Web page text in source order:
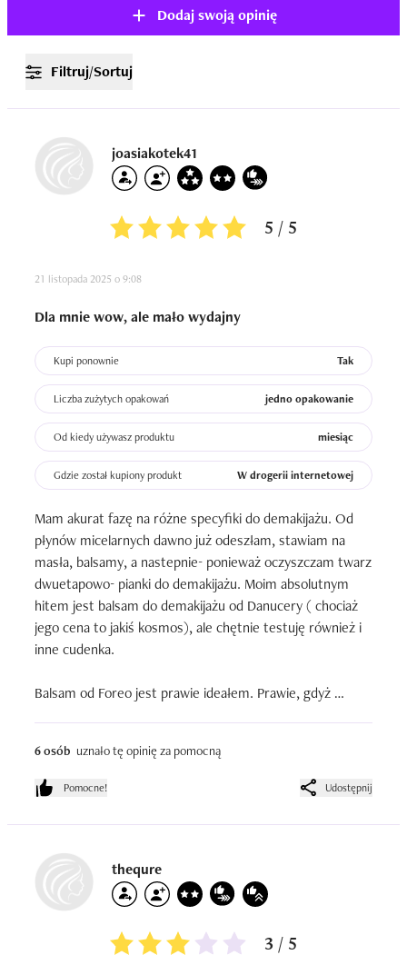
Dodaj swoją opinię
Filtruj/Sortuj
joasiakotek41
5 / 5
21 listopada 2025 o 9:08
Dla mnie wow, ale mało wydajny
Kupi ponownie Tak
Liczba zużytych opakowań jedno opakowanie
Od kiedy używasz produktu miesiąc
Gdzie został kupiony produkt W drogerii internetowej
Mam akurat fazę na różne specyfiki do demakijażu. Od
płynów micelarnych dawno już odeszłam, stawiam na
masła, balsamy, a nastepnie- ponieważ oczyszczam twarz
dwuetapowo- pianki do demakijażu. Moim absolutnym
hitem jest balsam do demakijażu od Danucery ( chociaż
jego cena to jakiś kosmos), ale chętnie testuję również i
inne cudenka.
Balsam od Foreo jest prawie ideałem. Prawie, gdyż
ale to i tak dużo i za taką cenę liczyłam , że wystarczy mi
na dłużej, a nie na miesiąc. Przyznaję, że nie żałowałam
go sobie podczas oczyszczania, choć nigdy nie używam
tego typu produktów do demakijażu oczu ( jestem po
Balsam jest świetny dla mojej suchej odwodnionej i
dojrzałej skóry. Jest tłuściutki i treściwy, ale jednocześnie
niezwykle przyjemny w użyciu. Nie zapycha, nie
6 osób uznało tę opinię za pomocną
Pomocne! Udostępnij
thequre
3 / 5